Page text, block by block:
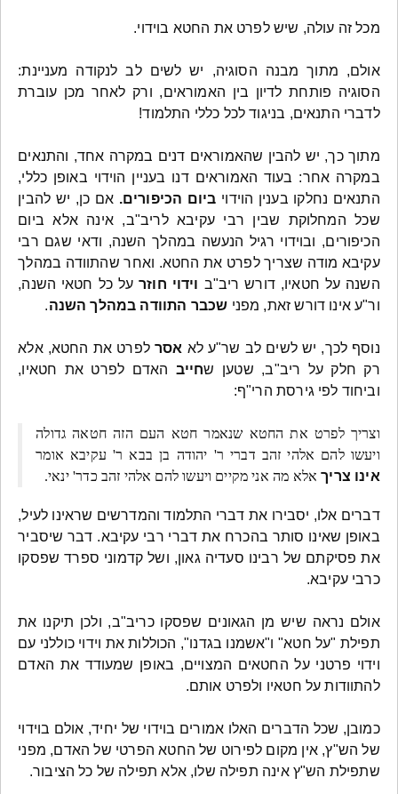
מכל זה עולה, שיש לפרט את החטא בוידוי.
אולם, מתוך מבנה הסוגיה, יש לשים לב לנקודה מעניינת:
הסוגיה פותחת לדיון בין האמוראים, ורק לאחר מכן עוברת
לדברי התנאים, בניגוד לכל כללי התלמוד!
מתוך כך, יש להבין שהאמוראים דנים במקרה אחד, והתנאים
במקרה אחר: בעוד האמוראים דנו בעניין הוידוי באופן כללי,
התנאים נחלקו בענין הוידוי ביום הכיפורים. אם כן, יש להבין
שכל המחלוקת שבין רבי עקיבא לריב"ב, אינה אלא ביום
הכיפורים, ובוידוי רגיל הנעשה במהלך השנה, ודאי שגם רבי
עקיבא מודה שצריך לפרט את החטא. ואחר שהתוודה במהלך
השנה על חטאיו, דורש ריב"ב וידוי חוזר על כל חטאי השנה,
ור"ע אינו דורש זאת, מפני שכבר התוודה במהלך השנה.
נוסף לכך, יש לשים לב שר"ע לא אסר לפרט את החטא, אלא
רק חלק על ריב"ב, שטען שחייב האדם לפרט את חטאיו,
וביחוד לפי גירסת הרי"ף:
וצריך לפרט את החטא שנאמר חטא העם הזה חטאה גדולה
ויעשו להם אלהי זהב דברי ר' יהודה בן בבא ר' עקיבא אומר
אינו צריךאלא מה אני מקיים ויעשו להם אלהי זהב כדר' ינאי.
דברים אלו, יסבירו את דברי התלמוד והמדרשים שראינו לעיל,
באופן שאינו סותר בהכרח את דברי רבי עקיבא. דבר שיסביר
את פסיקתם של רבינו סעדיה גאון, ושל קדמוני ספרד שפסקו
כרבי עקיבא.
אולם נראה שיש מן הגאונים שפסקו כריב"ב, ולכן תיקנו את
תפילת "על חטא" ו"אשמנו בגדנו", הכוללות את וידוי כוללני עם
וידוי פרטני על החטאים המצויים, באופן שמעודד את האדם
להתוודות על חטאיו ולפרט אותם.
כמובן, שכל הדברים האלו אמורים בוידוי של יחיד, אולם בוידוי
של הש"ץ, אין מקום לפירוט של החטא הפרטי של האדם, מפני
שתפילת הש"ץ אינה תפילה שלו, אלא תפילה של כל הציבור.